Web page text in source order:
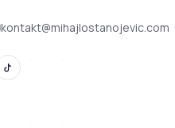
kontakt@mihajlostanojevic.com